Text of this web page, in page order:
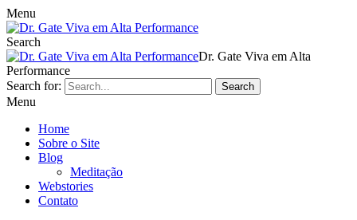
Menu
Search
Dr. Gate Viva em Alta
Performance
Search for:
Search
Menu
Home
Sobre o Site
Blog
Meditação
Webstories
Contato